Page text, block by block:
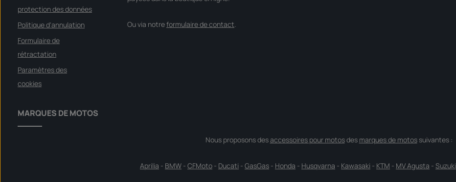
protection des données
Politique d'annulation
Formulaire de
rétractation
Paramètres des
cookies
Ou via notreformulaire de contact.
MARQUES DE MOTOS
Nous proposons desaccessoires pour motosdes marques de motossuivantes :
Aprilia - BMW - CFMoto - Ducati - GasGas - Honda - Husqvarna - Kawasaki - KTM - MV Agusta - Suzuki